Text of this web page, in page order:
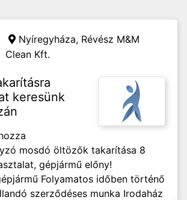
Nyíregyháza, Révész M&M
Clean Kft.
keresünk
mosdó öltözők takarítása 8
gépjármű előny!
Folyamatos időben történő
szerződéses munka Irodaház